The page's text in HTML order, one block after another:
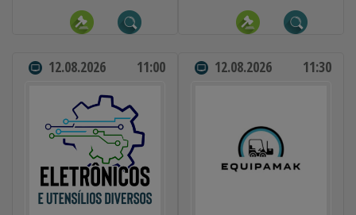
12.08.2026 11:00 12.08.2026 11:30